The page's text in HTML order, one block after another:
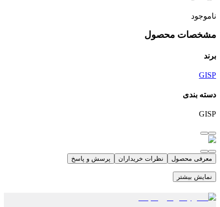
ناموجود
مشخصات محصول
برند
GISP
دسته بندی
GISP
معرفی محصول نظرات خریداران پرسش و پاسخ
نمایش بیشتر